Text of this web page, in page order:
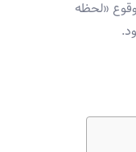
وقوع «لحظه